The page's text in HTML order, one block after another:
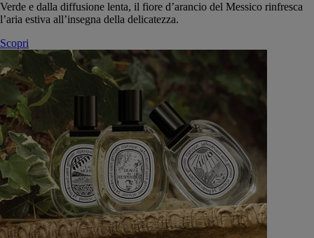
Verde e dalla diffusione lenta, il fiore d’arancio del Messico rinfresca
l’aria estiva all’insegna della delicatezza.
Scopri